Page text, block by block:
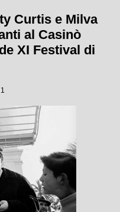
Curtis e Milva
al Casinò
XI Festival di